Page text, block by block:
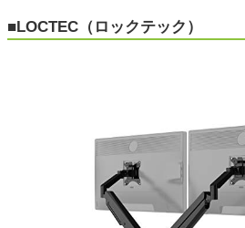
■LOCTEC（ロックテック）